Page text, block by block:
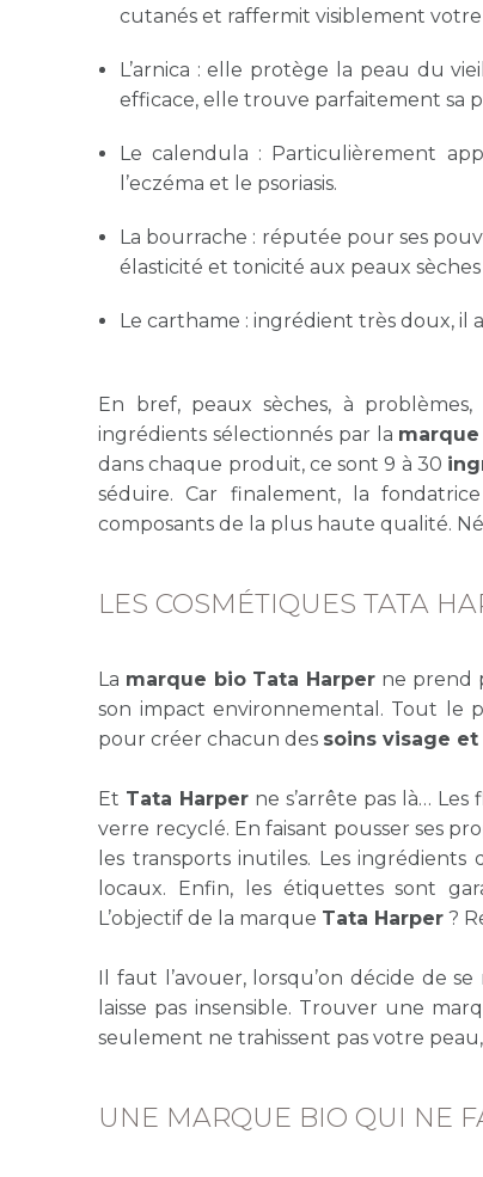
cutanés et raffermit visiblement
L’arnica : elle protège la peau du
efficace, elle trouve parfaitement sa
Le calendula : Particulièrement
l’eczéma et le psoriasis.
La bourrache : réputée pour ses
élasticité et tonicité aux peaux
Le carthame : ingrédient très doux,
En bref, peaux sèches, à
ingrédients sélectionnés par la
dans chaque produit, ce sont 9 à 30
séduire. Car finalement, la
composants de la plus haute qualité.
LES COSMÉTIQUES TATA
La marque bio Tata Harper ne prend
son impact environnemental. Tout le
pour créer chacun des soins visage
Et Tata Harper ne s’arrête pas là…
verre recyclé. En faisant pousser ses
les transports inutiles. Les
locaux. Enfin, les étiquettes sont
L’objectif de la marque Tata Harper ?
Il faut l’avouer, lorsqu’on décide de
laisse pas insensible. Trouver une
seulement ne trahissent pas votre
UNE MARQUE BIO QUI NE